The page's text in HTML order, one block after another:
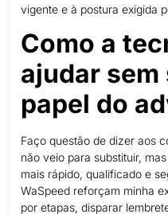
vigente e à postura exigida
Como a
ajudar
papel do
Faço questão de dizer aos
não veio para substituir,
mais rápido, qualificado e
WaSpeed reforçam minha
por etapas, disparar